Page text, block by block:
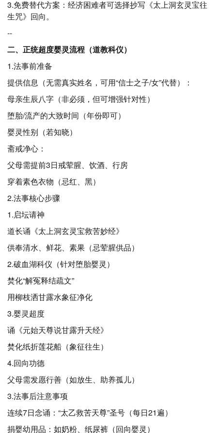
3.免费替代方案：经济困难者可选择抄写《太上洞玄灵宝往
生咒》回向。
--
二、正统超度婴灵流程（道教科仪）
1.法事前准备
提供信息（无需真实姓名，可用“信士之子/女”代替）：
母亲生辰八字（非必须，但可增强针对性）
堕胎/流产的大致时间（年份即可）
婴灵性别（若知晓）
斋戒净心：
父母需提前3日戒荤腥、饮酒、行房
穿着素色衣物（忌红、黑）
2.法事核心步骤
1.启坛请神
道长诵《太上洞玄灵宝救苦妙经》
供奉清水、鲜花、素果（忌荤腥供品）
2.破血湖科仪（针对堕胎婴灵）
焚化“解冤释结疏文”
用柳枝洒甘露水象征净化
3.婴灵超度
诵《元始天尊说甘露升天经》
焚化纸折莲花船（象征往生）
4.回向功德
父母需发愿行善（如放生、助养孤儿）
3.法事后注意事项
连续7日念诵：“太乙救苦天尊”圣号（每日21遍）
捐婴幼用品：如奶粉、纸尿裤（回向婴灵）